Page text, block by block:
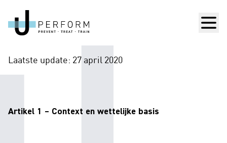
Laatste update: 27 april 2020
Artikel 1 – Context en wettelijke basis